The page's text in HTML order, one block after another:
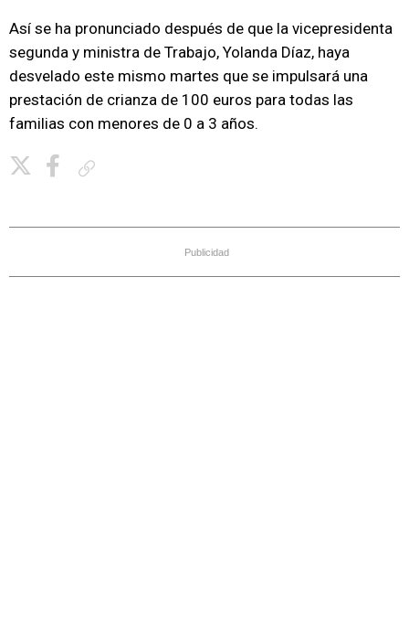
Así se ha pronunciado después de que la vicepresidenta
segunda y ministra de Trabajo, Yolanda Díaz, haya
desvelado este mismo martes que se impulsará una
prestación de crianza de 100 euros para todas las
familias con menores de 0 a 3 años.
Publicidad